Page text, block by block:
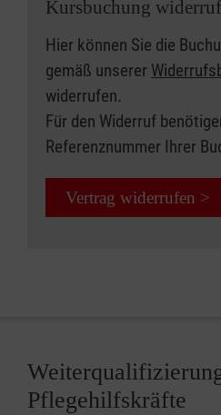
Kursbuchung
Hier können Sie die
gemäß unserer
widerrufen.
Für den Widerruf
Referenznummer Ihrer
Vertrag widerrufen >
Pflegehilfskräfte